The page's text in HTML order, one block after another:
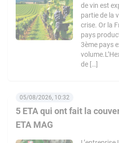
de vin est
partie de la
crise. Or la
pays
3ème pays
de […]
5 ETA qui ont fait la
ETA MAG
05/08/2026, 10:32